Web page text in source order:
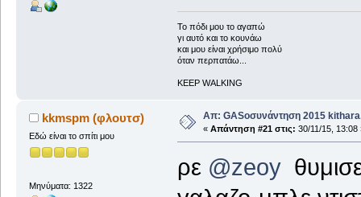
To πόδι μου το αγαπώ
γι αυτό και το κουνάω
και μου είναι χρήσιμο πολύ
όταν περπατάω...
KEEP WALKING
kkmspm (φλουτσ)
Εδώ είναι το σπίτι μου
Μηνύματα: 1322
Απ: GASοσυνάντηση 2015
« Απάντηση #21 στις: 30/11/15, 13:08
ρε @zeoy